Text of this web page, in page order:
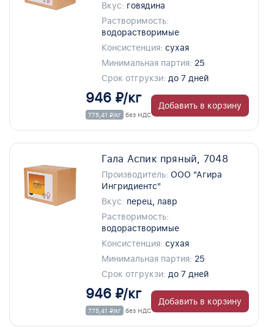
Вкус: говядина
Растворимость:
водорастворимые
Консистенция: сухая
Минимальная партия: 25
Срок отгрукзи: до 7 дней
946 ₽/кг
775,41 ₽/кг без НДС
Добавить в корзину
Гала Аспик пряный, 7048
Производитель: ООО "Агира
Ингридиентс"
Вкус: перец, лавр
Растворимость:
водорастворимые
Консистенция: сухая
Минимальная партия: 25
Срок отгрукзи: до 7 дней
946 ₽/кг
775,41 ₽/кг без НДС
Добавить в корзину